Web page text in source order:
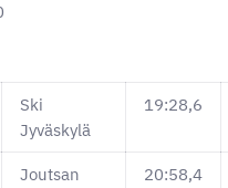
Ski
Jyväskylä
19:28,6
Joutsan
20:58,4